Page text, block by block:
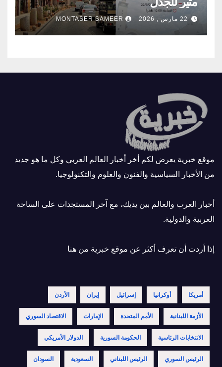
22 مارس , 2026 MONTASER SAMEER
موقع خبرية يعرض لكم أخر أخبار العالم العربي وكل ما هو جديد
من الأخبار السياسية والفنون والعلوم والتكنولوجيا.
أخبار العرب والعالم بين يديك، مع آخر المستجدات على الساحة
العربية والدولية.
إذا أردت أن تعرف أكثر عن موقع خبرية من هنا
أمريكا أوكرانيا إسرائيل إيران الأردن
الأزمة اللبنانية الأمم المتحدة الإمارات الاقتصاد السوري
الانتخابات الرئاسية الحكومة السورية الدولار الأمريكي
الرئيس السوري الرئيس اللبناني السعودية السودان